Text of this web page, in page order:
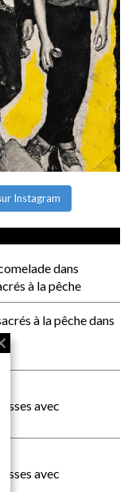
Instagram
dans
à la pêche
à la pêchedans
avec
avec